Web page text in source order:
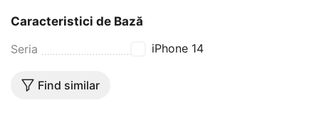
Caracteristici de Bază
Seria
iPhone 14
Find similar